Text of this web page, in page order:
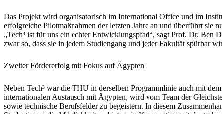
Das Projekt wird organisatorisch im International Office und im
erfolgreiche Pilotmaßnahmen der letzten Jahre an und überführt sie
„Tech³ ist für uns ein echter Entwicklungspfad“, sagt Prof. Dr.
zwar so, dass sie in jedem Studiengang und jeder Fakultät spürbar
Zweiter Fördererfolg mit Fokus auf Ägypten
Neben Tech³ war die THU in derselben Programmlinie auch mit
internationalen Austausch mit Ägypten, wird vom Team der
sowie technische Berufsfelder zu begeistern. In diesem